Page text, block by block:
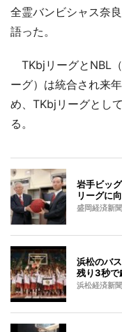
全霊バンビシャス奈
語った。
TKbjリーグとNBL
ーグ）は統合され来
め、TKbjリーグとし
る。
岩手ビッ
リーグに
盛岡経済新聞
浜松のバ
残り3秒で
浜松経済新聞